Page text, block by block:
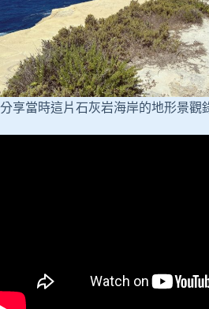
分享當時這片石灰岩海岸的地形景觀